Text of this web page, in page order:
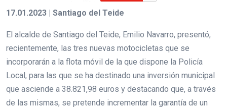
17.01.2023 | Santiago del Teide
El alcalde de Santiago del Teide, Emilio Navarro, presentó,
recientemente, las tres nuevas motocicletas que se
incorporarán a la flota móvil de la que dispone la Policía
Local, para las que se ha destinado una inversión municipal
que asciende a 38.821,98 euros y destacando que, a través
de las mismas, se pretende incrementar la garantía de un